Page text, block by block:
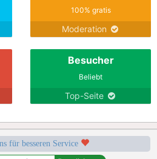
100% gratis
Moderation
Besucher
Beliebt
Top-Seite
für besseren Service